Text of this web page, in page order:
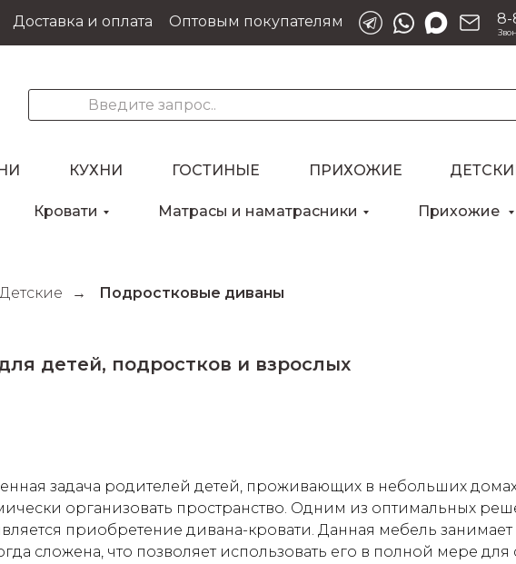
Доставка и оплата Оптовым покупателям 8-
КУХНИ ГОСТИНЫЕ ПРИХОЖИЕ
Кровати Прихожие
Матрасы и наматрасники
Детские → Подростковые диваны
детей, подростков и взрослых
задача родителей детей, проживающих в небольших
организовать пространство. Одним из оптимальных
приобретение дивана-кровати. Данная мебель
сложена, что позволяет использовать его в полной мере